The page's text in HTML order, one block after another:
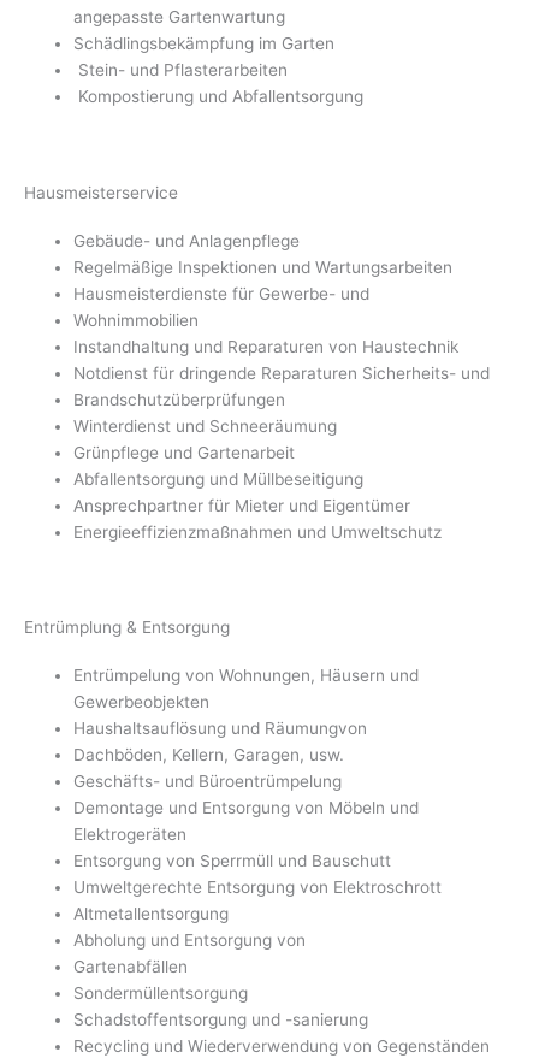
angepasste Gartenwartung
Schädlingsbekämpfung im Garten
Stein- und Pflasterarbeiten
Kompostierung und Abfallentsorgung
Hausmeisterservice
Gebäude- und Anlagenpflege
Regelmäßige Inspektionen und Wartungsarbeiten
Hausmeisterdienste für Gewerbe- und
Wohnimmobilien
Instandhaltung und Reparaturen von Haustechnik
Notdienst für dringende Reparaturen Sicherheits- und
Brandschutzüberprüfungen
Winterdienst und Schneeräumung
Grünpflege und Gartenarbeit
Abfallentsorgung und Müllbeseitigung
Ansprechpartner für Mieter und Eigentümer
Energieeffizienzmaßnahmen und Umweltschutz
Entrümplung & Entsorgung
Entrümpelung von Wohnungen, Häusern und
Gewerbeobjekten
Haushaltsauflösung und Räumungvon
Dachböden, Kellern, Garagen, usw.
Geschäfts- und Büroentrümpelung
Demontage und Entsorgung von Möbeln und
Elektrogeräten
Entsorgung von Sperrmüll und Bauschutt
Umweltgerechte Entsorgung von Elektroschrott
Altmetallentsorgung
Abholung und Entsorgung von
Gartenabfällen
Sondermüllentsorgung
Schadstoffentsorgung und -sanierung
Recycling und Wiederverwendung von Gegenständen